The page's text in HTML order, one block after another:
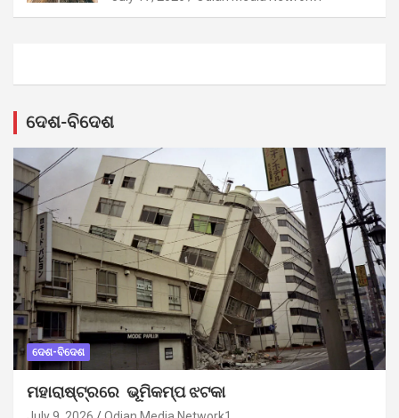
ଦେଶ-ବିଦେଶ
ଦେଶ-ବିଦେଶ
ମହାରାଷ୍ଟ୍ରରେ ଭୂମିକମ୍ପ ଝଟକା